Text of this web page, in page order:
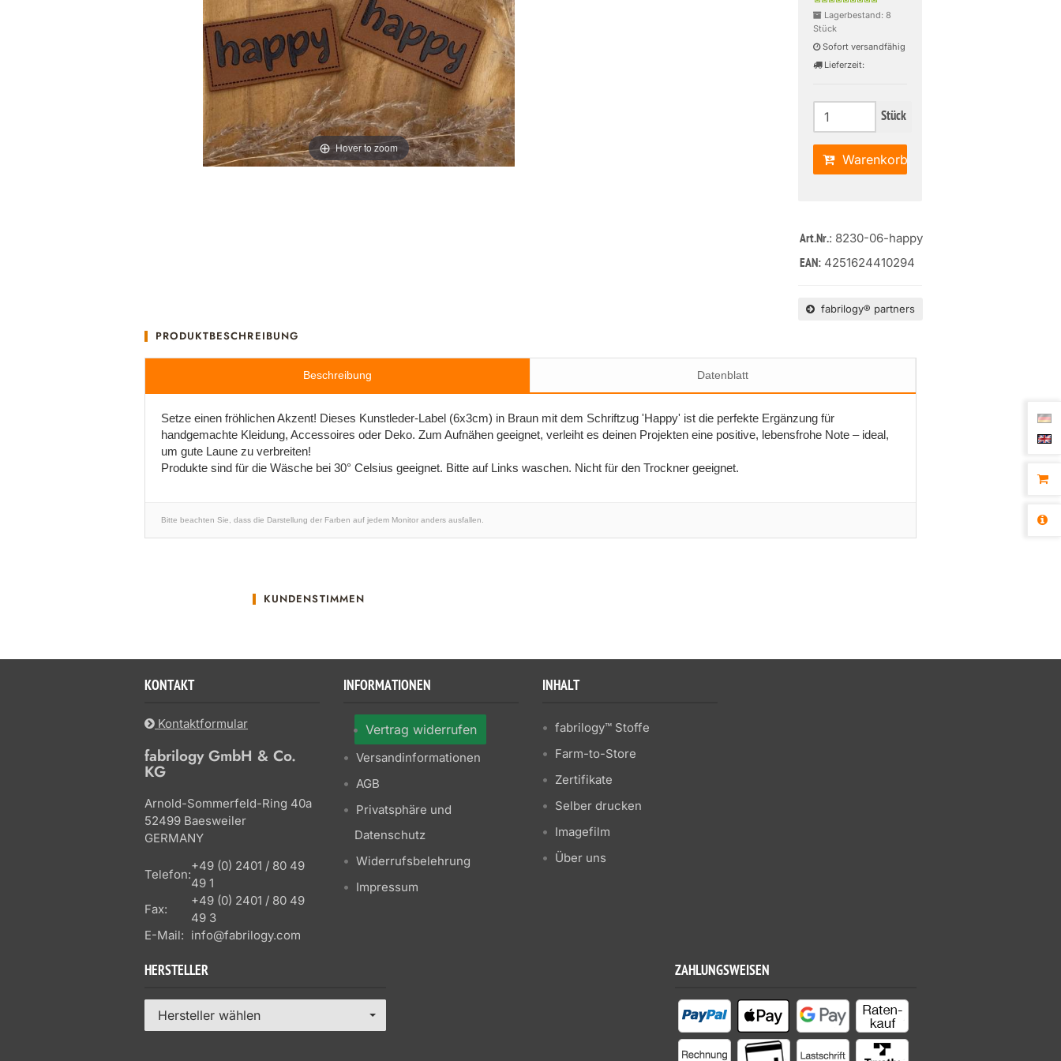
Hover to zoom
Lagerbestand: 8
Stück
Sofort versandfähig
Lieferzeit:
Stück
Warenkorb
Art.Nr.: 8230-06-happy
EAN: 4251624410294
fabrilogy® partners
PRODUKTBESCHREIBUNG
Beschreibung Datenblatt
Setze einen fröhlichen Akzent! Dieses Kunstleder-Label (6x3cm) in Braun mit dem Schriftzug 'Happy' ist die perfekte Ergänzung für
handgemachte Kleidung, Accessoires oder Deko. Zum Aufnähen geeignet, verleiht es deinen Projekten eine positive, lebensfrohe Note – ideal,
um gute Laune zu verbreiten!
Produkte sind für die Wäsche bei 30° Celsius geeignet. Bitte auf Links waschen. Nicht für den Trockner geeignet.
Bitte beachten Sie, dass die Darstellung der Farben auf jedem Monitor anders ausfallen.
KUNDENSTIMMEN
KONTAKT
Kontaktformular
fabrilogy GmbH & Co.
KG
Arnold-Sommerfeld-Ring 40a
52499 Baesweiler
GERMANY
Telefon:
+49 (0) 2401 / 80 49
49 1
Fax:
+49 (0) 2401 / 80 49
49 3
E-Mail: info@fabrilogy.com
INFORMATIONEN
Vertrag widerrufen
Versandinformationen
AGB
Privatsphäre und
Datenschutz
Widerrufsbelehrung
Impressum
INHALT
fabrilogy™ Stoffe
Farm-to-Store
Zertifikate
Selber drucken
Imagefilm
Über uns
HERSTELLER
Hersteller wählen
ZAHLUNGSWEISEN